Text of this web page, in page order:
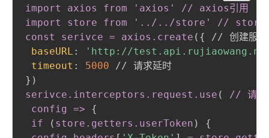
import axios from 'axios' // axios引用
import store from '../../store' // store
const serivce = axios .create ( {
// 创建服务
baseURL :
'http://
timeout : 5000
} )
serivce .interceptors .request .use (
// 请求
config =>
{
if
( store .getters .userToken )
{